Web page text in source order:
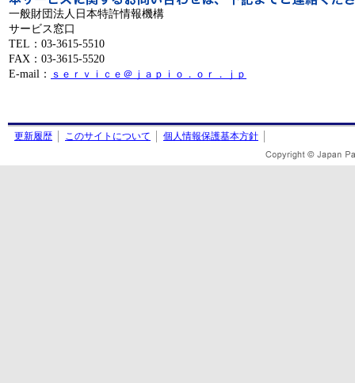
一般財団法人日本特許情報機構
サービス窓口
TEL：03-3615-5510
FAX：03-3615-5520
E-mail： ｓｅｒｖｉｃｅ＠ｊａｐｉｏ．ｏｒ．ｊｐ
更新履歴 このサイトについて 個人情報保護基本方針